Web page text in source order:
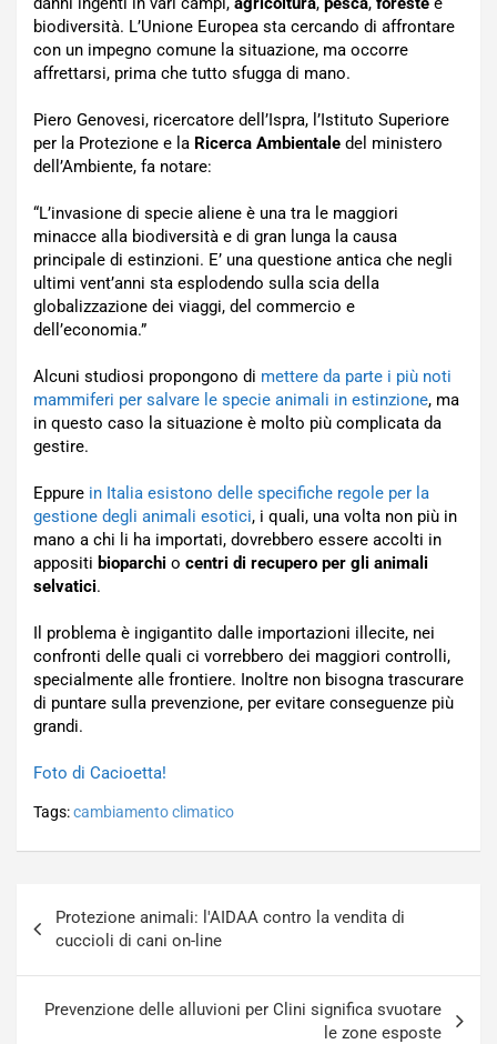
biodiversità. L’Unione Europea sta cercando di affrontare
con un impegno comune la situazione, ma occorre
affrettarsi, prima che tutto sfugga di mano.
Piero Genovesi, ricercatore dell’Ispra, l’Istituto Superiore
per la Protezione e la Ricerca Ambientale del ministero
dell’Ambiente, fa notare:
“L’invasione di specie aliene è una tra le maggiori
minacce alla biodiversità e di gran lunga la causa
principale di estinzioni. E’ una questione antica che negli
ultimi vent’anni sta esplodendo sulla scia della
globalizzazione dei viaggi, del commercio e
dell’economia.”
Alcuni studiosi propongono di mettere da parte i più noti
mammiferi per salvare le specie animali in estinzione, ma
in questo caso la situazione è molto più complicata da
gestire.
Eppure in Italia esistono delle specifiche regole per la
gestione degli animali esotici, i quali, una volta non più in
mano a chi li ha importati, dovrebbero essere accolti in
appositi bioparchi o centri di recupero per gli animali
selvatici.
Il problema è ingigantito dalle importazioni illecite, nei
confronti delle quali ci vorrebbero dei maggiori controlli,
specialmente alle frontiere. Inoltre non bisogna trascurare
di puntare sulla prevenzione, per evitare conseguenze più
grandi.
Foto di Cacioetta!
Tags:cambiamento climatico
articoli
Protezione animali: l'AIDAA contro la vendita di
cuccioli di cani on-line
Prevenzione delle alluvioni per Clini significa svuotare
le zone esposte